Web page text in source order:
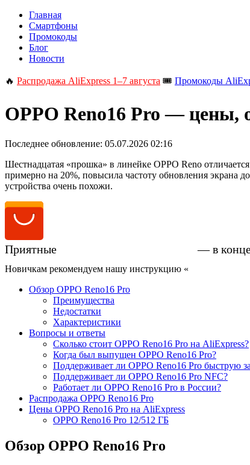
Главная
Смартфоны
Промокоды
Блог
Новости
🔥 Распродажа AliExpress 1–7 августа 🎟️ Промокоды
OPPO Reno16 Pro — цены,
Последнее обновление: 05.07.2026 02:16
Шестнадцатая «прошка» в линейке OPPO Reno
примерно на 20%, повысила частоту обновления экрана
устройства очень похожи.
Приятные — в
Новичкам рекомендуем нашу инструкцию «
Обзор OPPO Reno16 Pro
Преимущества
Недостатки
Характеристики
Вопросы и ответы
Сколько стоит OPPO Reno16 Pro на AliExpress?
Когда был выпущен OPPO Reno16 Pro?
Поддерживает ли OPPO Reno16 Pro быструю
Поддерживает ли OPPO Reno16 Pro NFC?
Работает ли OPPO Reno16 Pro в России?
Распродажа OPPO Reno16 Pro
Цены OPPO Reno16 Pro на AliExpress
OPPO Reno16 Pro 12/512 ГБ
Обзор OPPO Reno16 Pro